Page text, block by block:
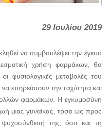
29 Ιουλίου 2019
να συμβουλέψει την έγκυο
χρήση φαρμάκων, θα
φυσιολογικές μεταβολές του
επηρεάσουν την ταχύτητα και
φαρμάκων. Η εγκυμοσύνη
μιας γυναίκας, τόσο ως προς
της, όσο και τη